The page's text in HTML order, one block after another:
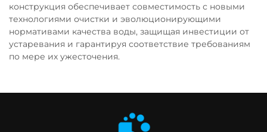
конструкция обеспечивает совместимость с новыми
технологиями очистки и эволюционирующими
нормативами качества воды, защищая инвестиции от
устаревания и гарантируя соответствие требованиям
по мере их ужесточения.